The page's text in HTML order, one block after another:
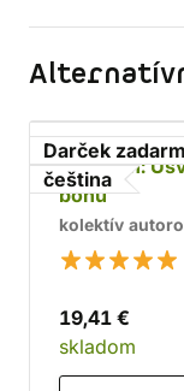
Darček
čeština
Asterion:
bohů
kolektív
19,41 €
skladom